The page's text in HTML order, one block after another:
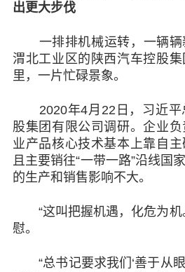
出更大步伐
一排排机械运转，一辆
渭北工业区的陕西汽车控股
里，一片忙碌景象。
2020年4月22日，习近
股集团有限公司调研。企业
业产品核心技术基本上靠自
且主要销往“一带一路”沿线国
的生产和销售影响不大。
“这叫把握机遇，化危为
慰。
“总书记要求我们‘善于从